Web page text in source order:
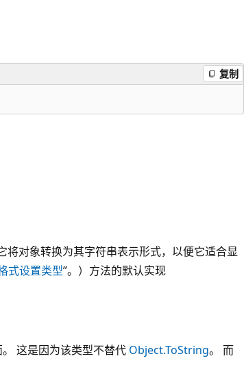
复制
将对象转换为其字符串表示形式，以便它适合显
式设置类型”。）方法的默认实现
这是因为该类型不替代 Object.ToString。 而